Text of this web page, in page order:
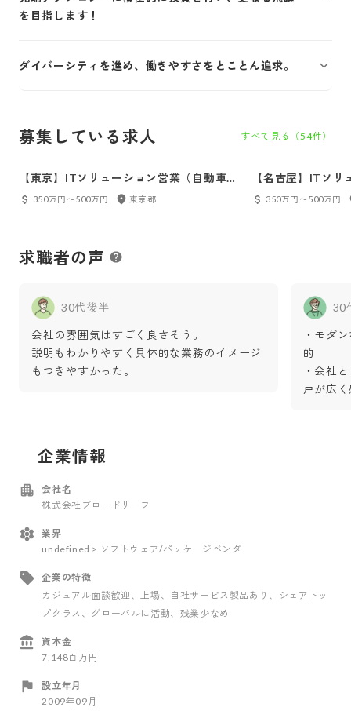
を目指します！
ダイバーシティを進め、働きやすさをとことん追求。
募集している求人 すべて見る（54件）
【東京】ITソリューション営業（自動車グ
ループ）／営業経験者限定（業界不問）／
350万円〜500万円 東京都
【名古屋】ITソ
グループ）／営業
350万円〜500万円
求職者の声
30代後半
会社の雰囲気はすごく良さそう。
説明もわかりやすく具体的な業務のイメージ
もつきやすかった。
30
・モダ
的
・会社
戸が広
企業情報
会社名
株式会社ブロードリーフ
業界
undefined > ソフトウェア/パッケージベンダ
企業の特徴
カジュアル面談歓迎 、上場 、自社サービス製品あり 、シェアトッ
プクラス 、グローバルに活動、残業少なめ
資本金
7,148百万円
設立年月
2009年09月